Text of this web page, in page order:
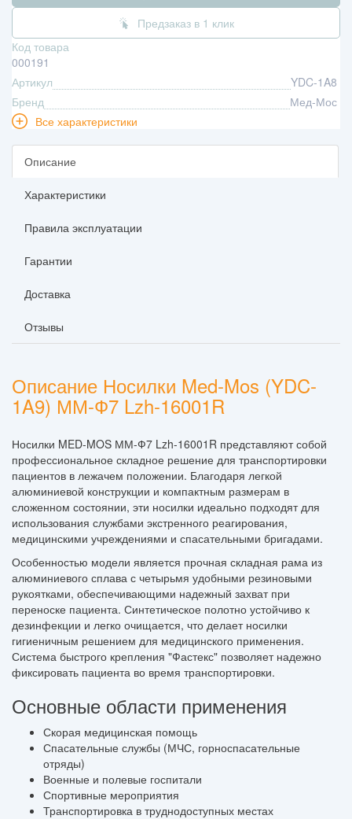
Предзаказ в 1 клик
Код товара
000191
Артикул
YDC-1A8
Бренд
Мед-Мос
Все характеристики
Описание
Характеристики
Правила эксплуатации
Гарантии
Доставка
Отзывы
Описание Носилки Med-Mos (YDC-
1A9) ММ-Ф7 Lzh-16001R
Носилки MED-MOS ММ-Ф7 Lzh-16001R представляют собой
профессиональное складное решение для транспортировки
пациентов в лежачем положении. Благодаря легкой
алюминиевой конструкции и компактным размерам в
сложенном состоянии, эти носилки идеально подходят для
использования службами экстренного реагирования,
медицинскими учреждениями и спасательными бригадами.
Особенностью модели является прочная складная рама из
алюминиевого сплава с четырьмя удобными резиновыми
рукоятками, обеспечивающими надежный захват при
переноске пациента. Синтетическое полотно устойчиво к
дезинфекции и легко очищается, что делает носилки
гигиеничным решением для медицинского применения.
Система быстрого крепления "Фастекс" позволяет надежно
фиксировать пациента во время транспортировки.
Основные области применения
Скорая медицинская помощь
Спасательные службы (МЧС, горноспасательные
отряды)
Военные и полевые госпитали
Спортивные мероприятия
Транспортировка в труднодоступных местах